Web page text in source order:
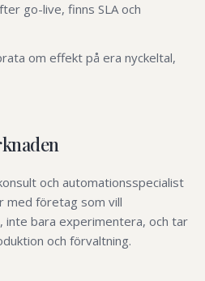
go-live, finns SLA och
om effekt på era nyckeltal,
och automationsspecialist
med företag som vill
inte bara experimentera, och tar
och förvaltning.